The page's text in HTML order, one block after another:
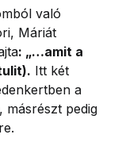
való
Máriát
: „…amit a
Itt két
a
másrészt pedig